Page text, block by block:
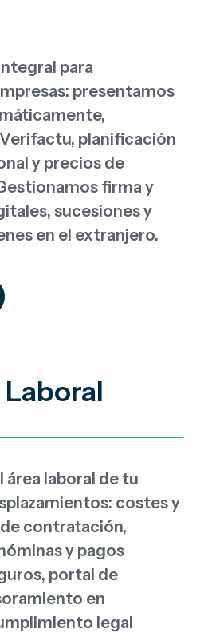
para
presentamos
planificación
y precios de
firma y
sucesiones y
en el extranjero.
área laboral de tu
costes y
contratación,
y pagos
portal de
en
legal